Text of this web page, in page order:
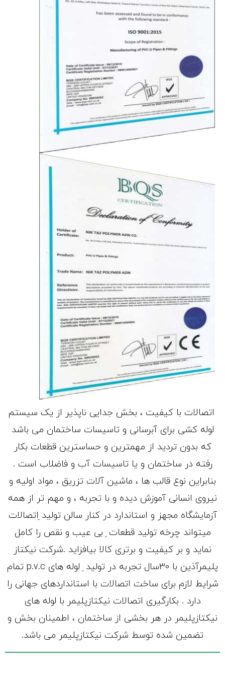
اتصالات با کیفیت ، بخش جدایی ناپذیر از یک سیستم
لوله کشی برای آبرسانی و تاسیسات ساختمان می باشد
که بدون تردید از مهمترین و حساسترین قطعات بکار
رفته در ساختمان و یا تاسیسات آب و فاضلاب است .
بنابراین نوع قالب ها ، ماشین آلات تزریق ، مواد اولیه و
نیروی انسانی آموزش دیده و با تجربه ، و مهم تر از همه
آزمایشگاه مجهز و استاندارد در کنار سالن تولید ِاتصالات
میتواند چرخه تولید قطعات ِ بی عیب و نقص را کامل
نماید و بر کیفیت و برتری کالا بیافزاید .شرکت نیکتاز
پلیمرآذین با 30سال تجربه در تولید ِ لوله های p.v.c تمام
شرایط لازم برای ساخت اتصالات با استانداردهای جهانی را
دارد . بکارگیری اتصالات نیکتازپلیمر با لوله های
نیکتازپلیمر در هر بخشی از ساختمان ، اطمینان بخش و
تضمین شده توسط شرکت نیکتازپلیمر می باشد.